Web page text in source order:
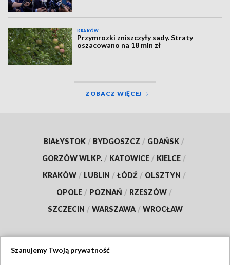
KRAKÓW
Przymrozki zniszczyły sady. Straty
oszacowano na 18 mln zł
ZOBACZ WIĘCEJ
BIAŁYSTOK / BYDGOSZCZ / GDAŃSK /
GORZÓW WLKP. / KATOWICE / KIELCE /
KRAKÓW / LUBLIN / ŁÓDŹ / OLSZTYN /
OPOLE / POZNAŃ / RZESZÓW /
SZCZECIN / WARSZAWA / WROCŁAW
Szanujemy Twoją prywatność